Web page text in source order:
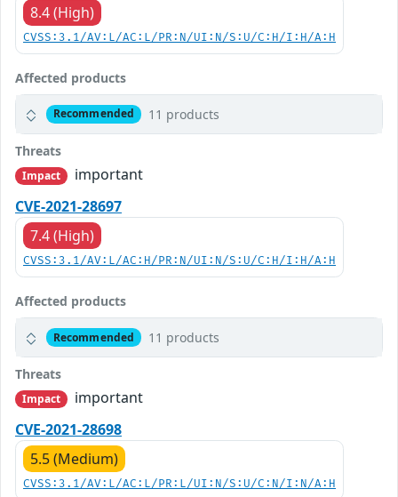
8.4 (High)
CVSS:3.1/AV:L/AC:L/PR:N/UI:N/S:U/C:H/I:H/A:H
Affected products
Recommended 11 products
Threats
Impact
important
CVE-2021-28697
7.4 (High)
CVSS:3.1/AV:L/AC:H/PR:N/UI:N/S:U/C:H/I:H/A:H
Affected products
Recommended 11 products
Threats
Impact
important
CVE-2021-28698
5.5 (Medium)
CVSS:3.1/AV:L/AC:L/PR:L/UI:N/S:U/C:N/I:N/A:H